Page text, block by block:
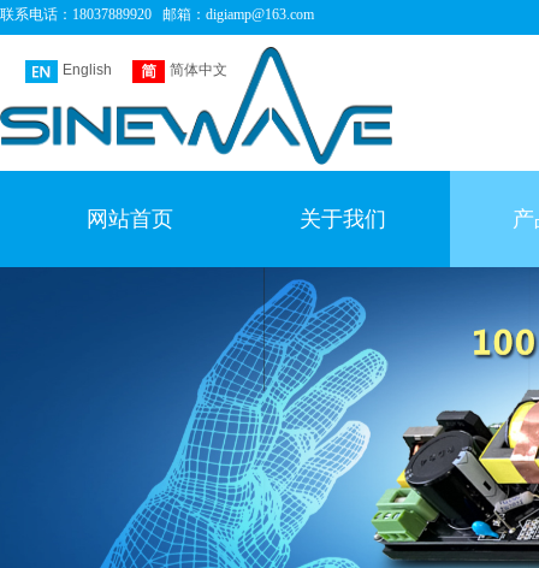
联系电话： 18037889920 邮箱： digiamp@163.com
English 简体中文
网站首页 关于我们